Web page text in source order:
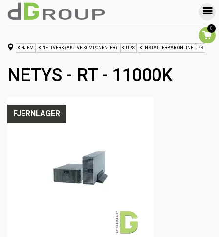
0
HJEM NETTVERK (AKTIVE KOMPONENTER) UPS INSTALLERBAR ONLINE UPS
NETYS - RT - 11000K
FJERNLAGER